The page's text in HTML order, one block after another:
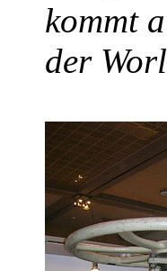
kommt
der